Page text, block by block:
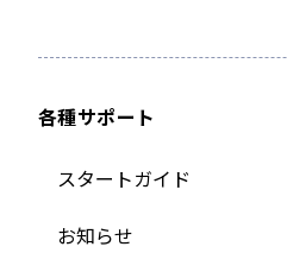
各種サポート
スタートガイド
お知らせ